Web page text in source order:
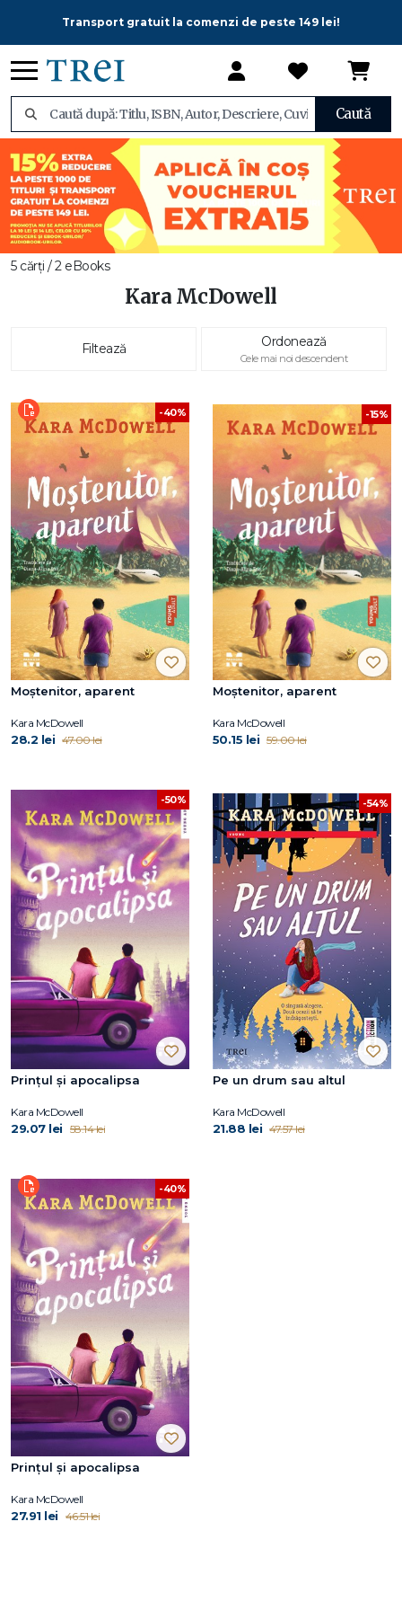
Transport gratuit la comenzi de peste 149 lei!
Caută
5 cărți / 2 eBooks
Kara McDowell
Filtează Ordonează
Cele mai noi descendent
-40%
Moștenitor, aparent
Kara McDowell
28.2 lei 47.00 lei
-15%
Moștenitor, aparent
Kara McDowell
50.15 lei 59.00 lei
-50%
Prințul și apocalipsa
Kara McDowell
29.07 lei 58.14 lei
-54%
Pe un drum sau altul
Kara McDowell
21.88 lei 47.57 lei
-40%
Prințul și apocalipsa
Kara McDowell
27.91 lei 46.51 lei